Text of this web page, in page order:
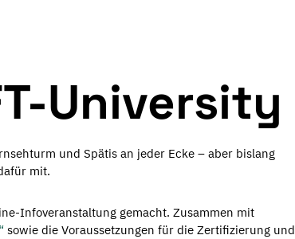
University
und Spätis an jeder Ecke – aber bislang
mit.
Infoveranstaltung gemacht. Zusammen mit
sowie die Voraussetzungen für die Zertifizierung und